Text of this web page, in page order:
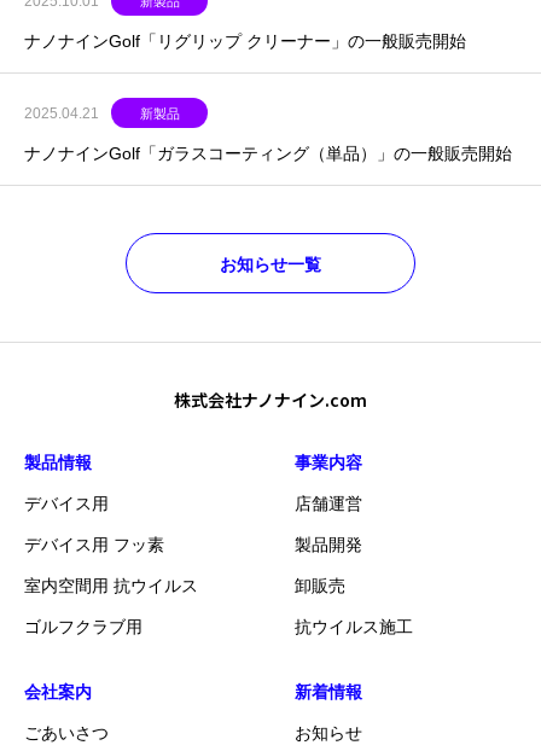
ナノナインGolf「リグリップ クリーナー」の一般販売開始
2025.04.21 新製品
ナノナインGolf「ガラスコーティング（単品）」の一般販売開始
お知らせ一覧
株式会社ナノナイン.com
製品情報
デバイス用
デバイス用 フッ素
室内空間用 抗ウイルス
ゴルフクラブ用
事業内容
店舗運営
製品開発
卸販売
抗ウイルス施工
会社案内
ごあいさつ
新着情報
お知らせ